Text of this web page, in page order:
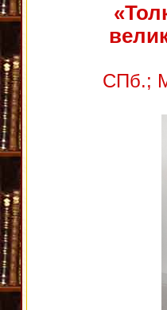
СПб.;